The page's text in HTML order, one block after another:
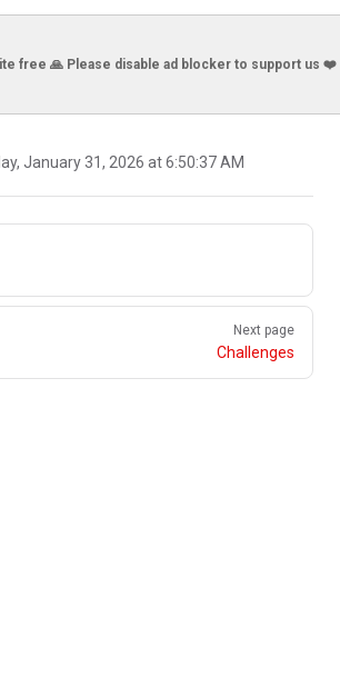
free 🙏 Please disable ad blocker to support us ❤️
January 31, 2026 at 6:50:37 AM
Next page
Challenges